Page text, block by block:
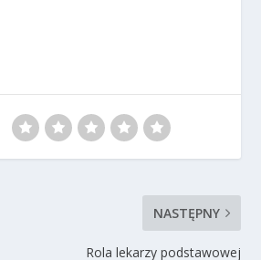
NASTĘPNY
Rola lekarzy podstawowej